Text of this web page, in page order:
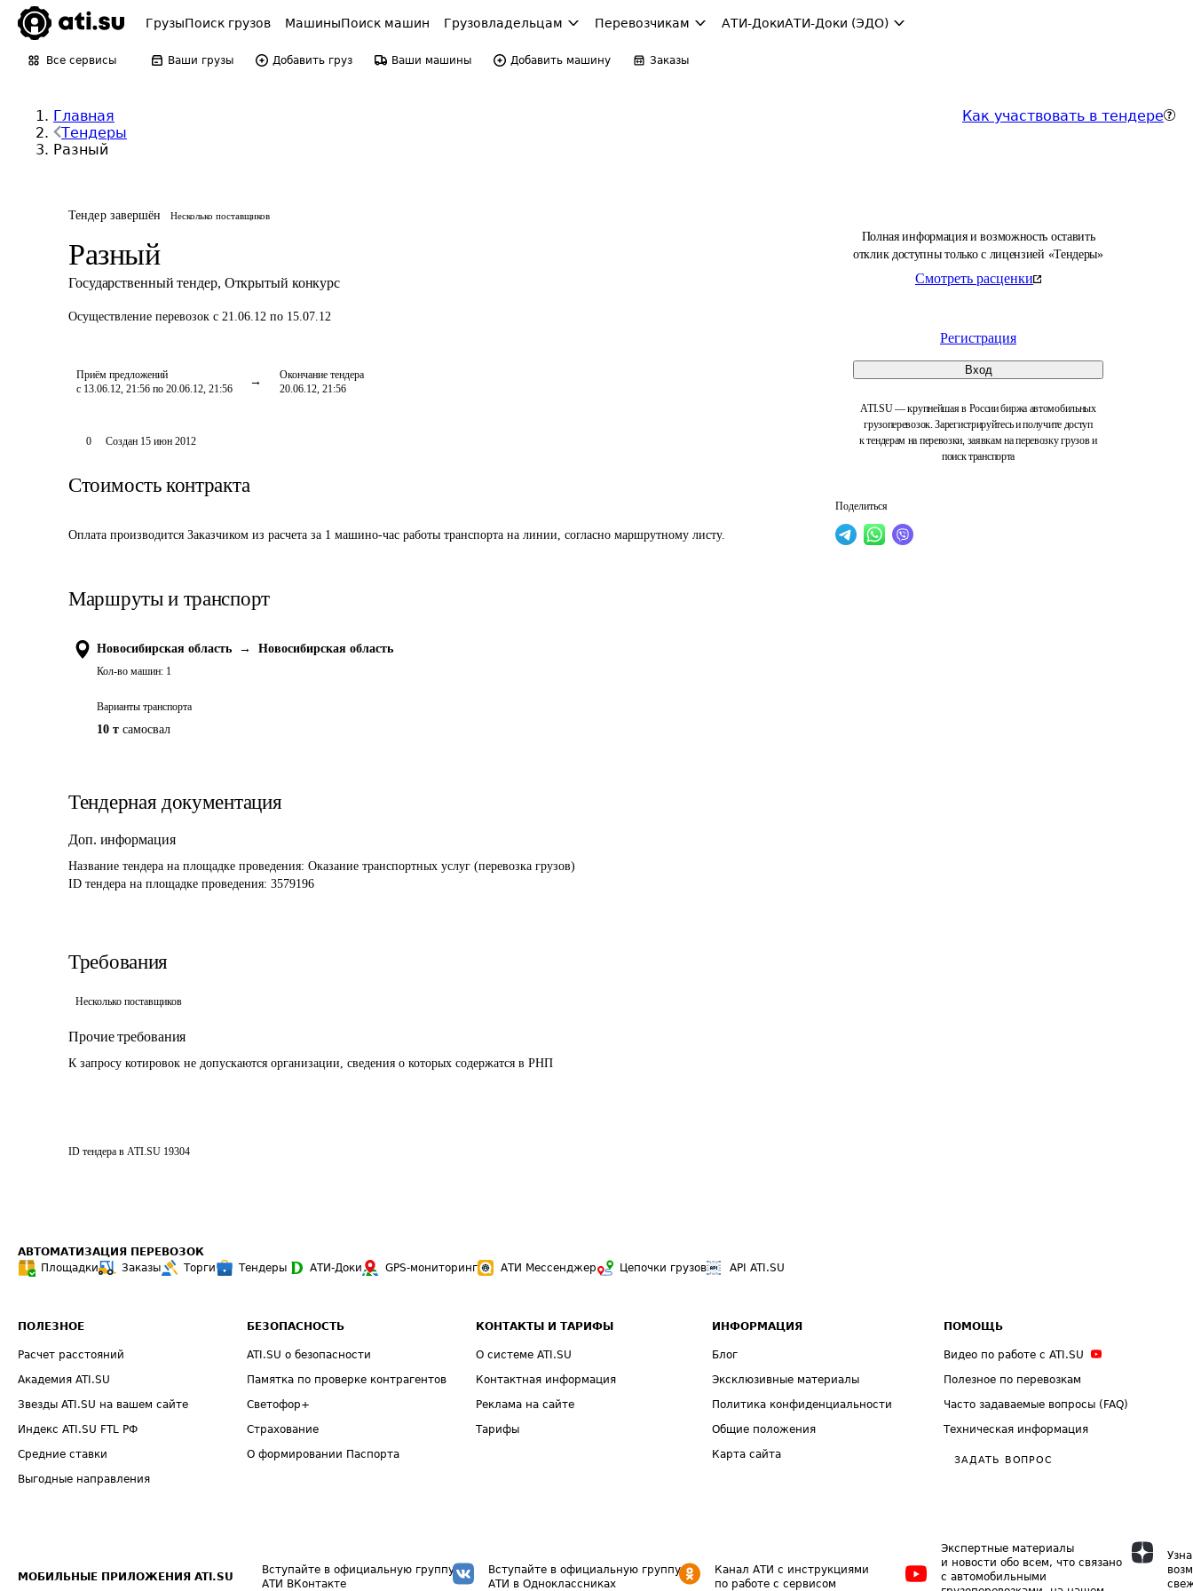
ГрузыПоиск грузов МашиныПоиск машин Грузовладельцам Перевозчикам АТИ-ДокиАТИ-Доки (ЭДО)
Все сервисы Ваши грузы Добавить груз Ваши машины Добавить машину Заказы
Главная
Тендеры
Разный
Как участвовать в тендере
Тендер завершён Несколько поставщиков
Разный
Государственный тендер, Открытый конкурс
Осуществление перевозок с 21.06.12 по 15.07.12
Приём предложений
с 13.06.12, 21:56 по 20.06.12, 21:56
Окончание тендера
20.06.12, 21:56
Полная информация и возможность оставить
отклик доступны только с лицензией «Тендеры»
Смотреть расценки
Регистрация
Вход
ATI.SU — крупнейшая в России биржа автомобильных
грузоперевозок. Зарегистрируйтесь и получите доступ
к тендерам на перевозки, заявкам на перевозку грузов и
поиск транспорта
Поделиться
0 Создан 15 июн 2012
Стоимость контракта
Оплата производится Заказчиком из расчета за 1 машино-час работы транспорта на линии, согласно маршрутному листу.
Маршруты и транспорт
Новосибирская область → Новосибирская область
Кол-во машин: 1
Варианты транспорта
10 т самосвал
Тендерная документация
Доп. информация
Название тендера на площадке проведения: Оказание транспортных услуг (перевозка грузов)
ID тендера на площадке проведения: 3579196
Требования
Несколько поставщиков
Прочие требования
К запросу котировок не допускаются организации, сведения о которых содержатся в РНП
ID тендера в ATI.SU 19304
АВТОМАТИЗАЦИЯ ПЕРЕВОЗОК
Площадки
Заказы Торги Тендеры АТИ-Доки GPS-мониторинг АТИ Мессенджер Цепочки грузов API ATI.SU
ПОЛЕЗНОЕ
Расчет расстояний
Академия ATI.SU
Звезды ATI.SU на вашем сайте
Индекс ATI.SU FTL РФ
Средние ставки
Выгодные направления
БЕЗОПАСНОСТЬ
ATI.SU о безопасности
Памятка по проверке контрагентов
Светофор+
Страхование
О формировании Паспорта
КОНТАКТЫ И ТАРИФЫ
О системе ATI.SU
Контактная информация
Реклама на сайте
Тарифы
ИНФОРМАЦИЯ
Блог
Эксклюзивные материалы
Политика конфиденциальности
Общие положения
Карта сайта
ПОМОЩЬ
Видео по работе с ATI.SU
Полезное по перевозкам
Часто задаваемые вопросы (FAQ)
Техническая информация
ЗАДАТЬ ВОПРОС
МОБИЛЬНЫЕ ПРИЛОЖЕНИЯ ATI.SU
Вступайте в официальную группу
АТИ ВКонтакте
Вступайте в официальную группу
АТИ в Одноклассниках
Канал АТИ с инструкциями
по работе с сервисом
Экспертные материалы
и новости обо всем, что связано
с автомобильными